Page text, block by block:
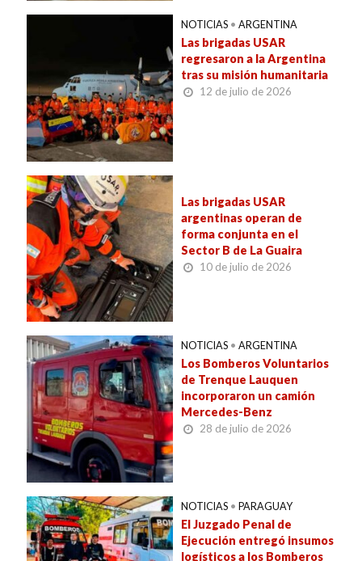
NOTICIAS • ARGENTINA
Las brigadas USAR
regresaron a la Argentina
tras su misión humanitaria
12 de julio de 2026
Las brigadas USAR
argentinas operan de
forma conjunta en el
Sector B de La Guaira
10 de julio de 2026
NOTICIAS • ARGENTINA
Los Bomberos Voluntarios
de Trenque Lauquen
incorporaron un camión
Mercedes-Benz
28 de julio de 2026
NOTICIAS • PARAGUAY
El Juzgado Penal de
Ejecución entregó insumos
logísticos a los Bomberos